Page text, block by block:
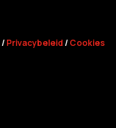
/Privacybeleid/Cookies